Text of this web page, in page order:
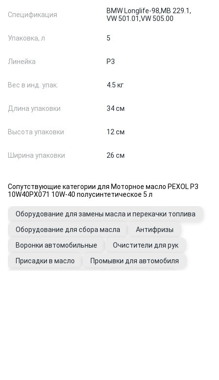
Спецификация BMW Longlife-98,MB 229.1,
VW 501.01,VW 505.00
Упаковка, л 5
Линейка P3
Вес в инд. упак. 4.5 кг
Длина упаковки 34 см
Высота упаковки 12 см
Ширина упаковки 26 см
Сопутствующие категории для Моторное масло PEXOL P3
10W40PX071 10W-40 полусинтетическое 5 л
Оборудование для замены масла и перекачки топлива
Оборудование для сбора масла
Антифризы
Воронки автомобильные
Очистители для рук
Присадки в масло
Промывки для автомобиля